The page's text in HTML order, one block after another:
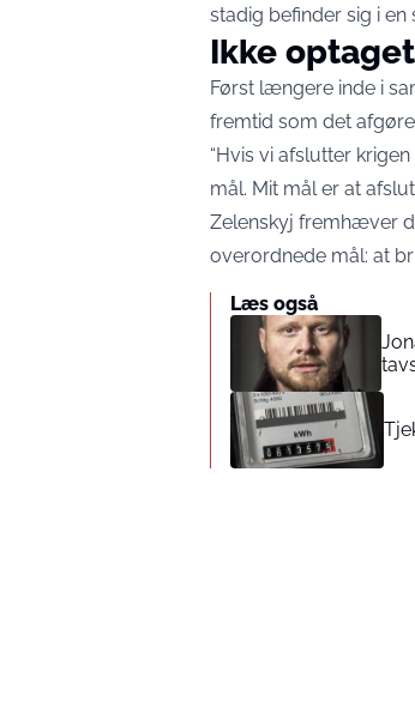
stadig befinder sig i
Ikke
Først længere inde i
fremtid som det
“Hvis vi afslutter
mål. Mit mål er at
Zelenskyj fremhæver
overordnede mål: at
Læs også